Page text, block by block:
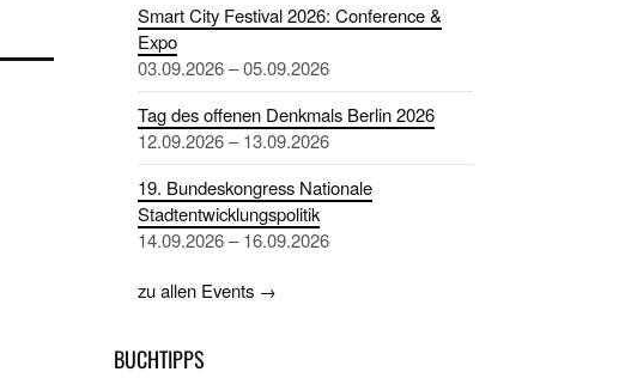
Smart City Festival 2026: Conference &
Expo
03.09.2026 – 05.09.2026
Tag des offenen Denkmals Berlin 2026
12.09.2026 – 13.09.2026
19. Bundeskongress Nationale
Stadtentwicklungspolitik
14.09.2026 – 16.09.2026
zu allen Events →
BUCHTIPPS